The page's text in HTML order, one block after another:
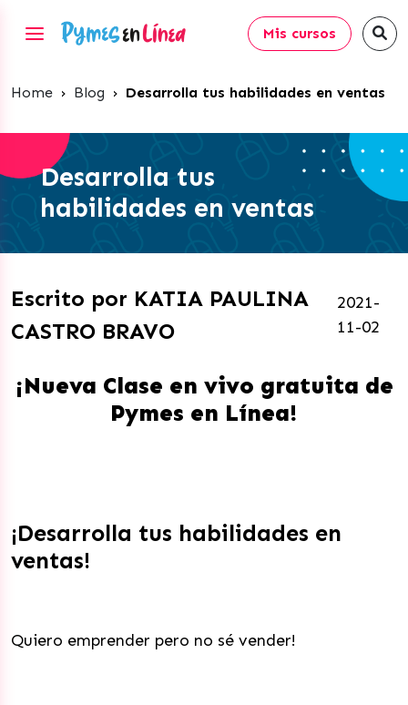
Mis cursos
Home › Blog › Desarrolla tus habilidades en ventas
Desarrolla tus
habilidades en ventas
Escrito por KATIA PAULINA
CASTRO BRAVO
2021-
11-02
¡Nueva Clase en vivo gratuita de
Pymes en Línea!
¡Desarrolla tus habilidades en
ventas!
Quiero emprender pero no sé vender!